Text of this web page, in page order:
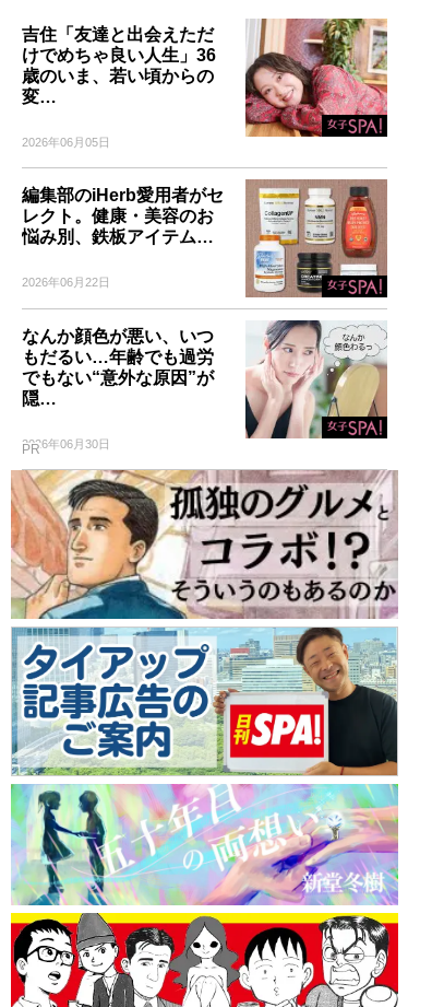
吉住「友達と出会えただ
けでめちゃ良い人生」36
歳のいま、若い頃からの
変…
2026年06月05日
編集部のiHerb愛用者がセ
レクト。健康・美容のお
悩み別、鉄板アイテム…
2026年06月22日
なんか顔色が悪い、いつ
もだるい…年齢でも過労
でもない“意外な原因”が
隠…
2026年06月30日
PR